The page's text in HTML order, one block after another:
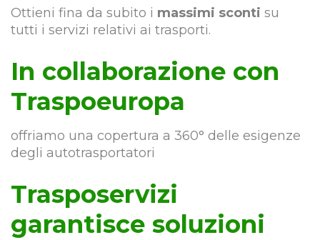
Ottieni fina da subito i massimi sconti su
tutti i servizi relativi ai trasporti.
In collaborazione con
Traspoeuropa
offriamo una copertura a 360° delle esigenze
degli autotrasportatori
Trasposervizi
garantisce soluzioni